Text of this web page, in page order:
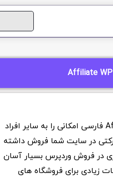
دانلود رایگان افزونه Affiliate WP فارسی امکانی را به سایر افراد
در سایت شما فروش داشته
در فروش وردپرس بسیار آسان
زیادی برای فروشگاه های